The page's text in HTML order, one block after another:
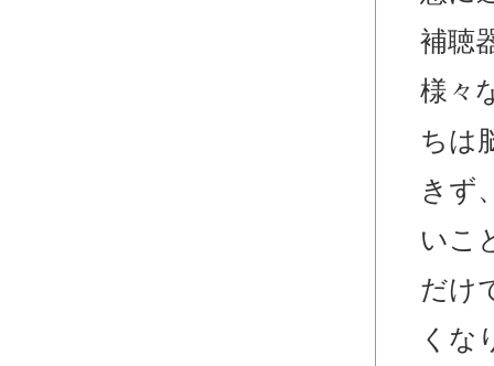
補聴
様々
ちは
きず
いこ
だけ
くな